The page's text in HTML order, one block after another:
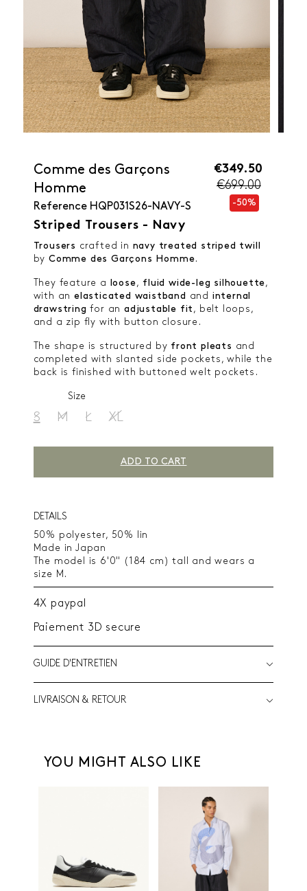
Comme des Garçons
Homme
Reference HQP031S26-NAVY-S
Striped Trousers - Navy
€349.50
€699.00
-50%
Trousers crafted in navy treated striped twill
by Comme des Garçons Homme.
They feature a loose, fluid wide-leg silhouette,
with an elasticated waistband and internal
drawstring for an adjustable fit , belt loops,
and a zip fly with button closure.
The shape is structured by front pleats and
completed with slanted side pockets, while the
back is finished with buttoned welt pockets.
Size
S M L XL
ADD TO CART
DETAILS
50% polyester, 50% lin
Made in Japan
The model is 6'0" (184 cm) tall and wears a
size M.
4X paypal
Paiement 3D secure
GUIDE D'ENTRETIEN
LIVRAISON & RETOUR
YOU MIGHT ALSO LIKE